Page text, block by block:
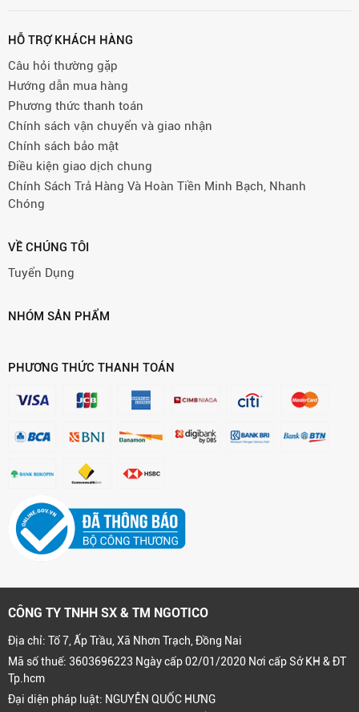
HỖ TRỢ KHÁCH HÀNG
Câu hỏi thường gặp
Hướng dẫn mua hàng
Phương thức thanh toán
Chính sách vận chuyển và giao nhận
Chính sách bảo mật
Điều kiện giao dịch chung
Chính Sách Trả Hàng Và Hoàn Tiền Minh Bạch, Nhanh
Chóng
VỀ CHÚNG TÔI
Tuyển Dụng
NHÓM SẢN PHẨM
PHƯƠNG THỨC THANH TOÁN
CÔNG TY TNHH SX & TM NGOTICO
Địa chỉ: Tổ 7, Ấp Trầu, Xã Nhơn Trạch, Đồng Nai
Mã số thuế: 3603696223 Ngày cấp 02/01/2020 Nơi cấp Sở KH & ĐT
Tp.hcm
Đại diện pháp luật: NGUYỄN QUỐC HƯNG